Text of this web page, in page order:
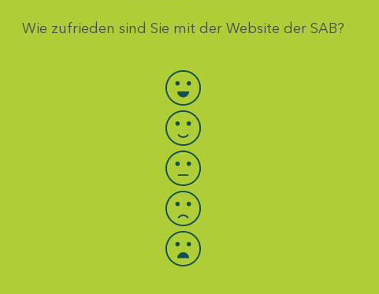
Wie zufrieden sind Sie mit der Website der SAB?
Bewertung auswählen